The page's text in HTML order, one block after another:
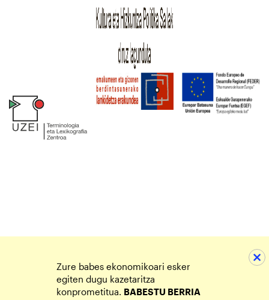
Zure babes ekonomikoari esker
egiten dugu kazetaritza
konprometitua. BABESTU BERRIA